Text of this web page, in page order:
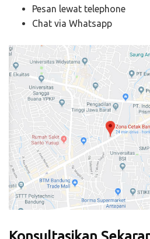
Pesan lewat telephone
Chat via Whatsapp